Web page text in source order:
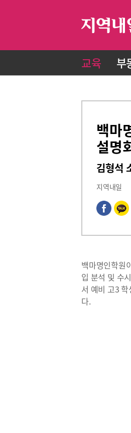
교육 부
백마
설명
김형석
지역내일
백마명인학원
입 분석 및 수
서 예비 고3
다.